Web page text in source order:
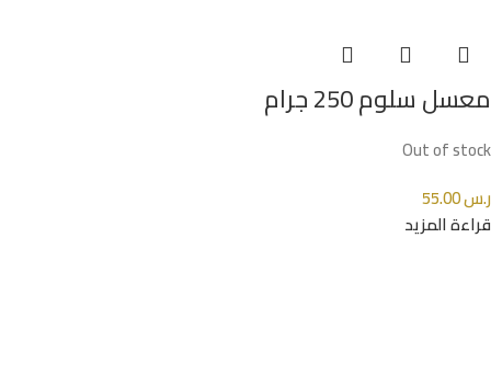
معسل سلوم 250 جرام
Out of stock
ر.س
قراءة المزيد